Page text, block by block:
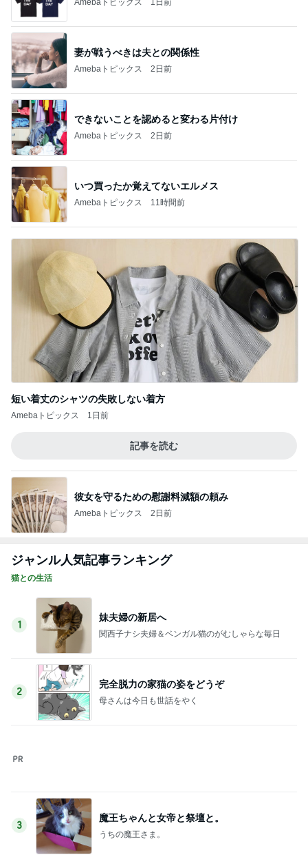
妻が戦うべきは夫との関係性
Amebaトピックス 2日前
できないことを認めると変わる片付け
Amebaトピックス 2日前
いつ買ったか覚えてないエルメス
Amebaトピックス 11時間前
短い着丈のシャツの失敗しない着方
Amebaトピックス 1日前
記事を読む
彼女を守るための慰謝料減額の頼み
Amebaトピックス 2日前
ジャンル人気記事ランキング
猫との生活
1
妹夫婦の新居へ
関西子ナシ夫婦＆ベンガル猫のがむしゃらな毎日
2
完全脱力の家猫の姿をどうぞ
母さんは今日も世話をやく
3
4
明日は秘密の譲渡会！＆待機チマチマ♪ドレミ
の歌
ＮＰＯ法人ねこけん Official Blog